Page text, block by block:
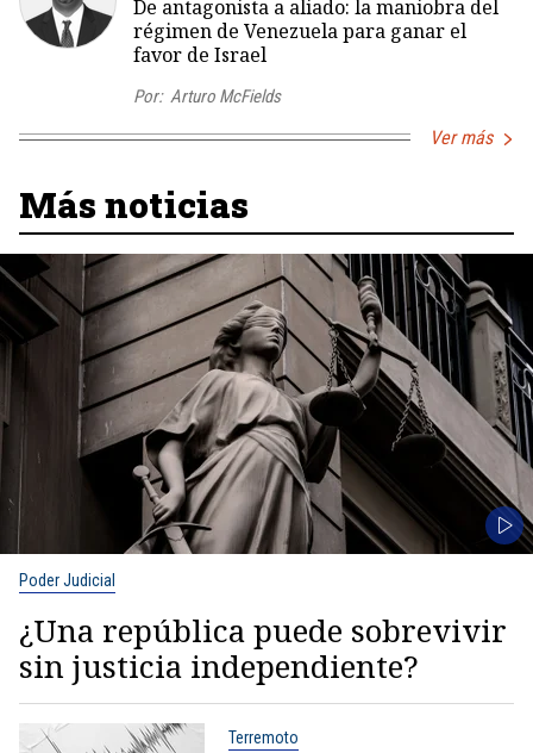
De antagonista a aliado: la maniobra del
régimen de Venezuela para ganar el
favor de Israel
Por: Arturo McFields
Ver más
Más noticias
Poder Judicial
¿Una república puede sobrevivir
sin justicia independiente?
Terremoto